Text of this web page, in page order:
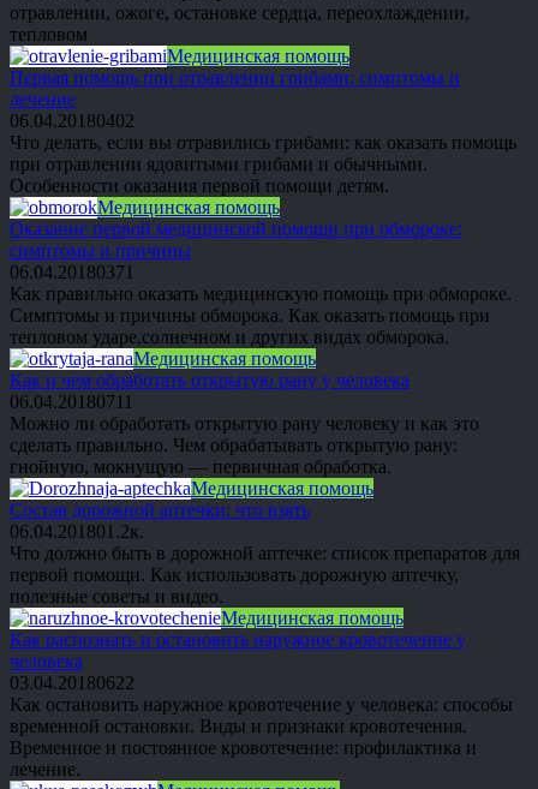
отравлении, ожоге, остановке сердца, переохлаждении,
тепловом
Медицинская помощь
Первая помощь при отравлении грибами: симптомы и
лечение
06.04.20180402
Что делать, если вы отравились грибами: как оказать помощь
при отравлении ядовитыми грибами и обычными.
Особенности оказания первой помощи детям.
Медицинская помощь
Оказание первой медицинской помощи при обмороке:
симптомы и причины
06.04.20180371
Как правильно оказать медицинскую помощь при обмороке.
Симптомы и причины обморока. Как оказать помощь при
тепловом ударе,солнечном и других видах обморока.
Медицинская помощь
Как и чем обработать открытую рану у человека
06.04.20180711
Можно ли обработать открытую рану человеку и как это
сделать правильно. Чем обрабатывать открытую рану:
гнойную, мокнущую — первичная обработка.
Медицинская помощь
Состав дорожной аптечки: что взять
06.04.201801.2к.
Что должно быть в дорожной аптечке: список препаратов для
первой помощи. Как использовать дорожную аптечку,
полезные советы и видео.
Медицинская помощь
Как распознать и остановить наружное кровотечение у
человека
03.04.20180622
Как остановить наружное кровотечение у человека: способы
временной остановки. Виды и признаки кровотечения.
Временное и постоянное кровотечение: профилактика и
лечение.